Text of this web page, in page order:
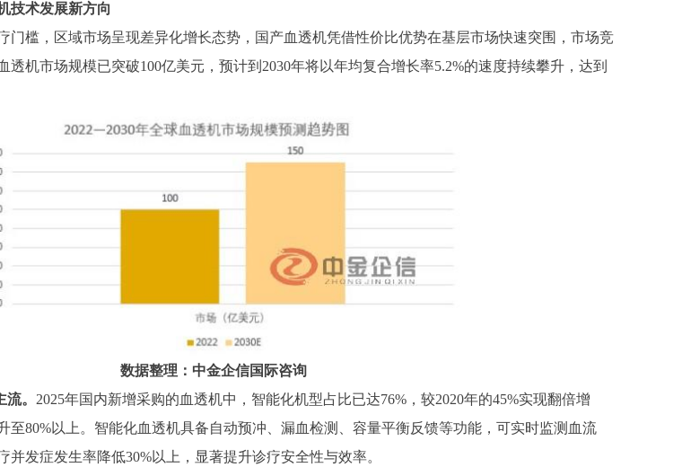
技术发展新方向
门槛，区域市场呈现差异化增长态势，国产血透机凭借性价比优势在基层市场快速突围，市场竞
透机市场规模已突破100亿美元，预计到2030年将以年均复合增长率5.2%的速度持续攀升，达到
数据整理：中金企信国际咨询
。 2025年国内新增采购的血透机中，智能化机型占比已达76%，较2020年的45%实现翻倍增
至80%以上。智能化血透机具备自动预冲、漏血检测、容量平衡反馈等功能，可实时监测血流
并发症发生率降低30%以上，显著提升诊疗安全性与效率。